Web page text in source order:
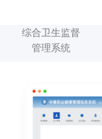
综合卫生监督
管理系统